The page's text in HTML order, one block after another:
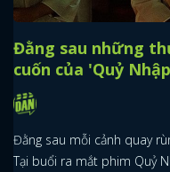
Đằng sau những
cuốn của 'Quỷ
Đằng sau mỗi cảnh quay
Tại buổi ra mắt phim Quỷ